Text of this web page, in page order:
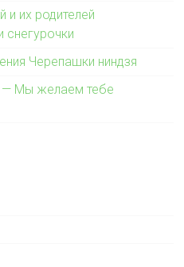
и их родителей
снегурочки
Черепашки ниндзя
— Мы желаем тебе